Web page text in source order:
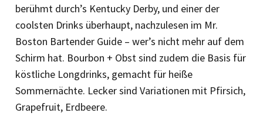
berühmt durch’s Kentucky Derby, und einer der
coolsten Drinks überhaupt, nachzulesen im Mr.
Boston Bartender Guide – wer’s nicht mehr auf dem
Schirm hat. Bourbon + Obst sind zudem die Basis für
köstliche Longdrinks, gemacht für heiße
Sommernächte. Lecker sind Variationen mit Pfirsich,
Grapefruit, Erdbeere.